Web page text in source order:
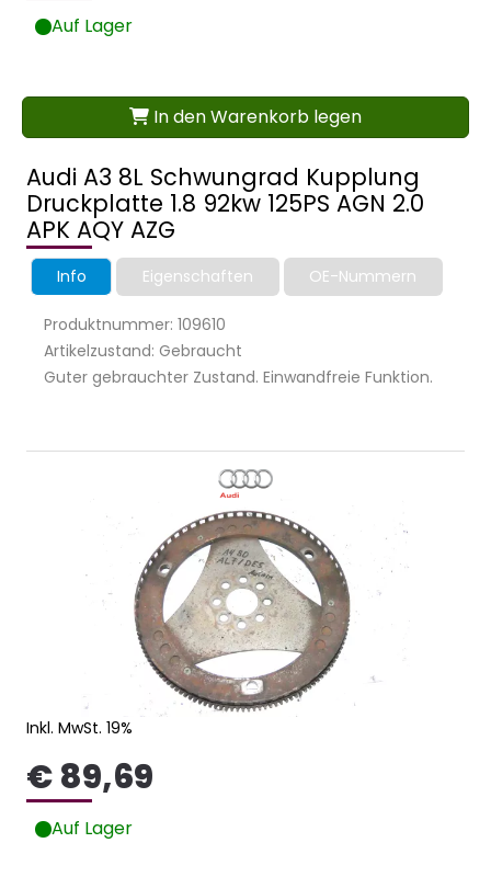
Audi A3 8L Schwungrad Kupplung
Druckplatte 1.8 92kw 125PS AGN 2.0
APK AQY AZG
Info Eigenschaften OE-Nummern
Produktnummer: 109610
Artikelzustand: Gebraucht
Guter gebrauchter Zustand. Einwandfreie Funktion.
Auf Lager
In den Warenkorb legen
Inkl. MwSt. 19%
€ 89,69
Auf Lager